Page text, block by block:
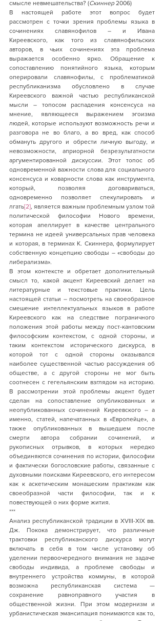
смысле невмешательства? (Скиннер 2006)
В настоящей работе этот вопрос будет
рассмотрен с точки зрения проблемы языка в
сочинениях славянофилов – и Ивана
Киреевского, как того из славянофильских
авторов, в чьих сочинениях эта проблема
выражается особенно ярко. Обращение к
сопоставлению понятийного языка, которым
оперировали славянофилы, с проблематикой
республиканизма обусловлено в случае
Киреевского важной частью республиканской
мысли – топосом распадения консенсуса на
мнение, являющееся выражением эгоизма
людей, которые используют возможность речи и
разговора не во благо, а во вред, как способ
обмануть другого и обрести личную выгоду, и
невозможности, априорной безрезультатности
аргументированной дискуссии. Этот топос об
одновременной важности слова для социального
консенсуса и коварности слова как инструмента,
который, позволяя договариваться,
одновременно позволяет спекулировать и
лгать[2], является важным проблемным узлом той
политической философии Нового времени,
которая апеллирует в качестве центрального
термина не идеей универсальных прав человека
и которая, в терминах К. Скиннера, формулирует
собственную концепцию свободы – «свободы до
либерализма».
В этом контексте и обретает дополнительный
смысл то, какой акцент Киреевский делает на
литературные и текстовые практики. Цель
настоящей статьи – посмотреть на своеобразное
смешение интеллектуальных языков в работе
Киреевского как на следствие пограничного
положения этой работы между пост-кантовским
философским контекстом, с одной стороны, и
таким контекстом исторического дискурса, в
которой тот с одной стороны оказывался
наиболее существенной частью рассуждения об
обществе, а с другой стороны не мог быть
соотнесен с гегельянским взглядом на историю.
В рассмотрении этой проблемы акцент будет
сделан на сопоставление опубликованных и
неопубликованных сочинений Киреевского – а
именно, статей, напечатанных в «Европейце», а
также опубликованных в вышедшем после
смерти автора собрании сочинений, и
рукописных отрывков, в которых нередко
объединяются сочинения по истории, философии
и фактически богословские работы, связанные с
духовными поисками Киреевского, его интересом
как к аскетическим монашеским практикам как
своеобразной части философии, так и к
повествующей о них форме жития.
***
Анализ республиканской традиции в XVIII-XIX вв.
Дж. Покока демонстрирует, что различные
трактовки республиканского дискурса могут
включать в себя в том числе установку об
уделении первоочередного внимания не задаче
свободы индивида, а проблеме свободы и
внутреннего устройства коммуны, в которой
возможна республиканская система —
сохранение равноправного участия в
общественной жизни. При этом модернизм и
урбанистическая эмансипация понимаются как то,